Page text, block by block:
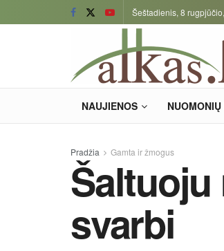
Šeštadienis, 8
NAUJIENOS
Pradžia Gamta ir žmogus
svarbi